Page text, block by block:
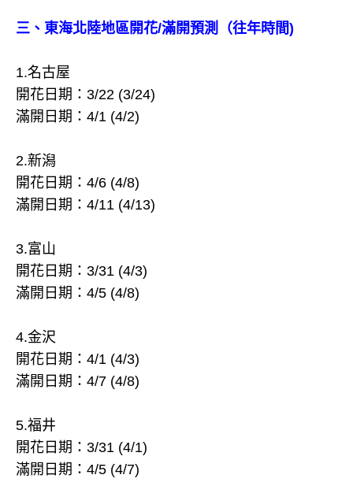
三、東海北陸地區開花/滿開預測（往年時間)
1.名古屋
開花日期：3/22 (3/24)
滿開日期：4/1 (4/2)
2.新潟
開花日期：4/6 (4/8)
滿開日期：4/11 (4/13)
3.富山
開花日期：3/31 (4/3)
滿開日期：4/5 (4/8)
4.金沢
開花日期：4/1 (4/3)
滿開日期：4/7 (4/8)
5.福井
開花日期：3/31 (4/1)
滿開日期：4/5 (4/7)